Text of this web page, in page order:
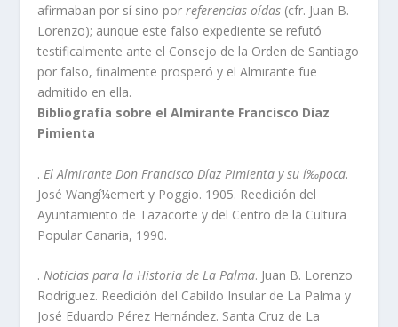
afirmaban por sí­ sino porreferencias oí­das (cfr. Juan B.
Lorenzo); aunque este falso expediente se refutó
testificalmente ante el Consejo de la Orden de Santiago
por falso, finalmente prosperó y el Almirante fue
admitido en ella.
Bibliografí­a sobre el Almirante Francisco Dí­az
Pimienta
. El Almirante Don Francisco Dí­az Pimienta y su í‰poca.
José Wangí¼emert y Poggio. 1905. Reedición del
Ayuntamiento de Tazacorte y del Centro de la Cultura
Popular Canaria, 1990.
.Noticias para la Historia de La Palma. Juan B. Lorenzo
Rodrí­guez. Reedición del Cabildo Insular de La Palma y
José Eduardo Pérez Hernández. Santa Cruz de La